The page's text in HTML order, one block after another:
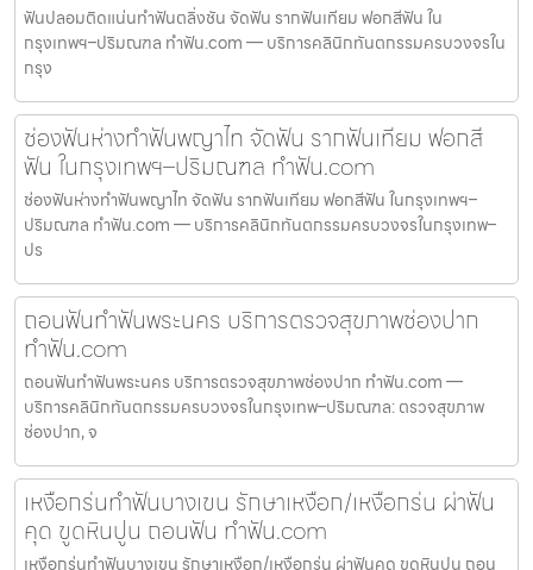
ฟันปลอมติดแน่นทำฟันตลิ่งชัน จัดฟัน รากฟันเทียม ฟอกสีฟัน ใน
กรุงเทพฯ–ปริมณฑล ทำฟัน.com — บริการคลินิกทันตกรรมครบวงจรใน
กรุง
ช่องฟันห่างทำฟันพญาไท จัดฟัน รากฟันเทียม ฟอกสี
ฟัน ในกรุงเทพฯ–ปริมณฑล ทำฟัน.com
ช่องฟันห่างทำฟันพญาไท จัดฟัน รากฟันเทียม ฟอกสีฟัน ในกรุงเทพฯ–
ปริมณฑล ทำฟัน.com — บริการคลินิกทันตกรรมครบวงจรในกรุงเทพ–
ปร
ถอนฟันทำฟันพระนคร บริการตรวจสุขภาพช่องปาก
ทำฟัน.com
ถอนฟันทำฟันพระนคร บริการตรวจสุขภาพช่องปาก ทำฟัน.com —
บริการคลินิกทันตกรรมครบวงจรในกรุงเทพ–ปริมณฑล: ตรวจสุขภาพ
ช่องปาก, จ
เหงือกร่นทำฟันบางเขน รักษาเหงือก/เหงือกร่น ผ่าฟัน
คุด ขูดหินปูน ถอนฟัน ทำฟัน.com
เหงือกร่นทำฟันบางเขน รักษาเหงือก/เหงือกร่น ผ่าฟันคุด ขูดหินปูน ถอน